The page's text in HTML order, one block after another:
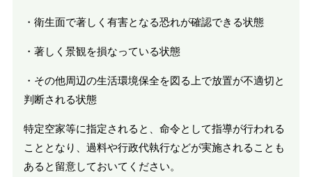
・衛生面で著しく有害となる恐れが確認できる状態
・著しく景観を損なっている状態
・その他周辺の生活環境保全を図る上で放置が不適切と
判断される状態
特定空家等に指定されると、命令として指導が行われる
こととなり、過料や行政代執行などが実施されることも
あると留意しておいてください。